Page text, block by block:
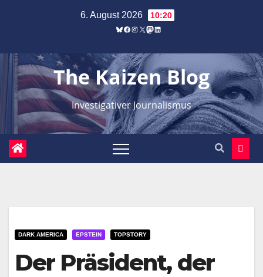
6. August 2026 10:20
Bluesky
Facebook
Instagram
X Mastodon
LinkedIn
The Kaizen Blog
Investigativer Journalismus
DARK AMERICA EPSTEIN TOPSTORY
Der Präsident, der